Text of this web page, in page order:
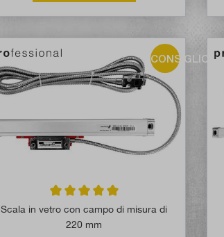
CONSIGLIO!
Valutazione media di 5 su 5 stelle
Scala in vetro con campo di misura di
220 mm